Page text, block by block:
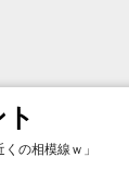
くの相模線ｗ 」